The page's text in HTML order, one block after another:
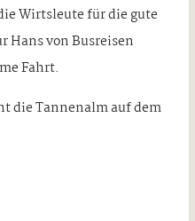
Wirtsleute für die gute
Hans von Busreisen
Fahrt.
die Tannenalm auf dem